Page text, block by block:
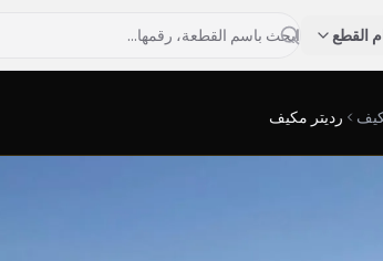
القطع
رديتر مكيف